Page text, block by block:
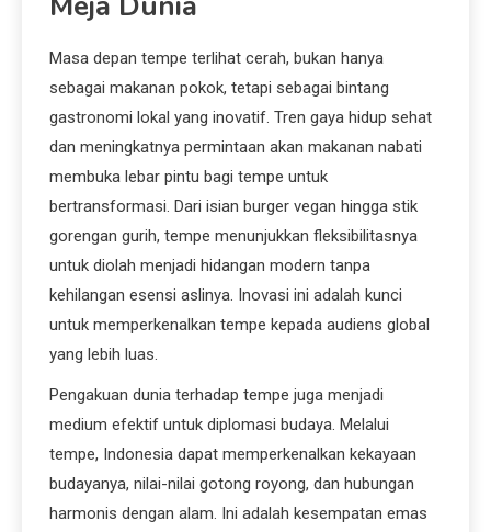
Masa depan tempe terlihat cerah, bukan hanya
sebagai makanan pokok, tetapi sebagai bintang
gastronomi lokal yang inovatif. Tren gaya hidup sehat
dan meningkatnya permintaan akan makanan nabati
membuka lebar pintu bagi tempe untuk
bertransformasi. Dari isian burger vegan hingga stik
gorengan gurih, tempe menunjukkan fleksibilitasnya
untuk diolah menjadi hidangan modern tanpa
kehilangan esensi aslinya. Inovasi ini adalah kunci
untuk memperkenalkan tempe kepada audiens global
yang lebih luas.
Pengakuan dunia terhadap tempe juga menjadi
medium efektif untuk diplomasi budaya. Melalui
tempe, Indonesia dapat memperkenalkan kekayaan
budayanya, nilai-nilai gotong royong, dan hubungan
harmonis dengan alam. Ini adalah kesempatan emas